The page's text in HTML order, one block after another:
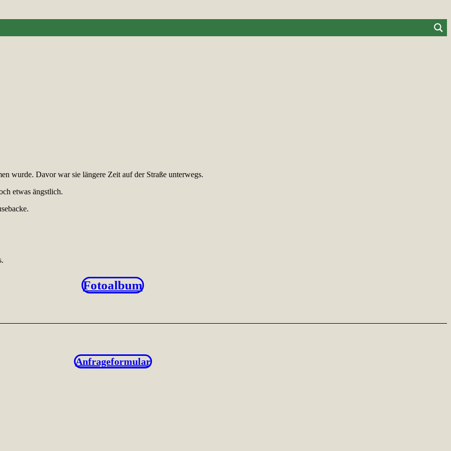
wurde. Davor war sie längere Zeit auf der Straße unterwegs.
etwas ängstlich.
Fotoalbum
Anfrageformular